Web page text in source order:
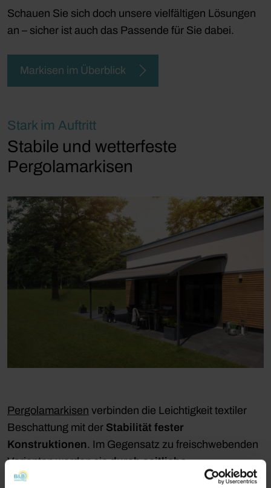
Schauen Sie sich doch unsere vielfältigen Lösungen
an – sicher ist auch das Passende für Sie dabei.
Markisen im Überblick
Stark im Auftritt
Stabile und wetterfeste
Pergolamarkisen
Pergolamarkisen verbinden die Leichtigkeit textiler
Beschattung mit der Stabilität fester
Konstruktionen. Im Gegensatz zu freischwebenden
Varianten werden siedurch seitliche
Führungsschienen oder Pfosten gestützt, was